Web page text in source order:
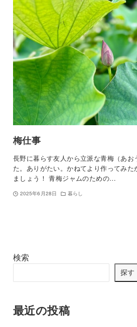
梅仕事
長野に暮らす友人から立派な青梅（あ
た。ありがたい。かねてより作ってみ
ましょう！ 青梅ジャムのための…
2025年6月28日 暮らし
検索
探す
最近の投稿